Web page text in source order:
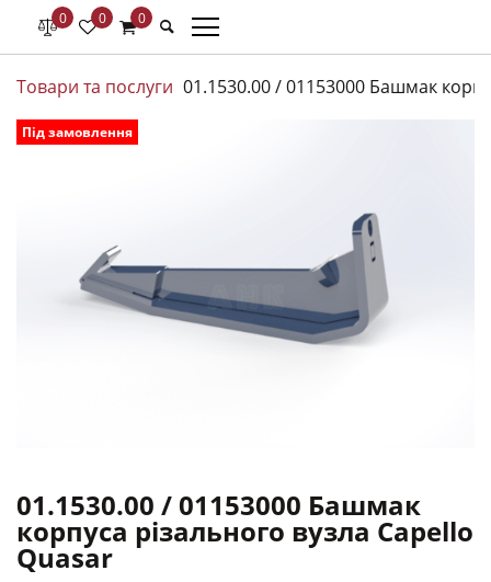
0 0 0
Товари та послуги 01.1530.00 / 01153000 Башмак
Під замовлення
01.1530.00 / 01153000 Башмак
корпуса різального вузла Capello
Quasar